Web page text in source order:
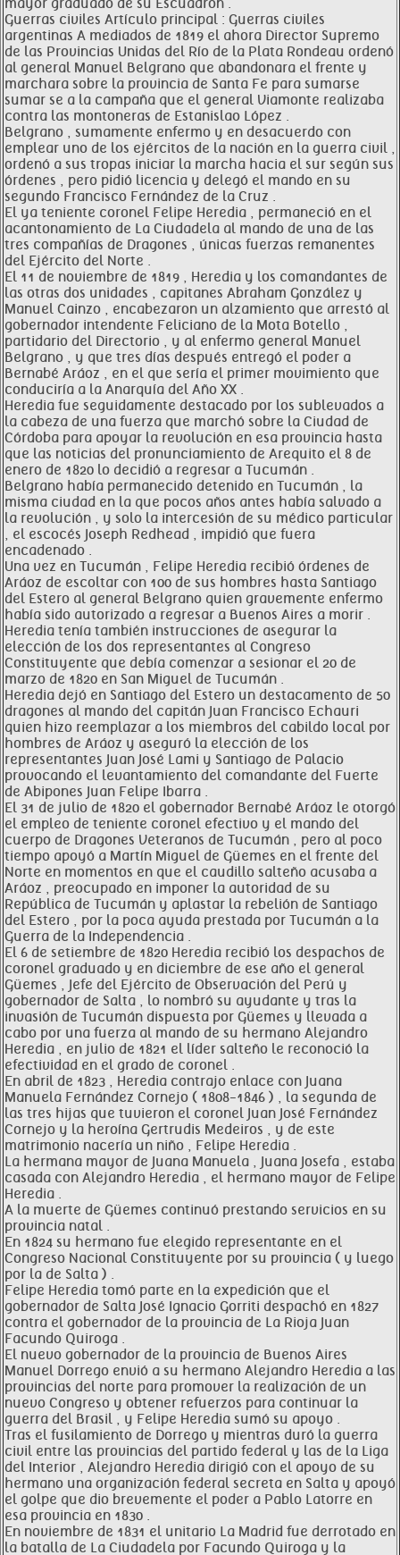
mayor graduado de su Escuadrón .
Guerras civiles Artículo principal : Guerras civiles
argentinas A mediados de 1819 el ahora Director Supremo
de las Provincias Unidas del Río de la Plata Rondeau ordenó
al general Manuel Belgrano que abandonara el frente y
marchara sobre la provincia de Santa Fe para sumarse
sumar se a la campaña que el general Viamonte realizaba
contra las montoneras de Estanislao López .
Belgrano , sumamente enfermo y en desacuerdo con
emplear uno de los ejércitos de la nación en la guerra civil ,
ordenó a sus tropas iniciar la marcha hacia el sur según sus
órdenes , pero pidió licencia y delegó el mando en su
segundo Francisco Fernández de la Cruz .
El ya teniente coronel Felipe Heredia , permaneció en el
acantonamiento de La Ciudadela al mando de una de las
tres compañías de Dragones , únicas fuerzas remanentes
del Ejército del Norte .
El 11 de noviembre de 1819 , Heredia y los comandantes de
las otras dos unidades , capitanes Abraham González y
Manuel Cainzo , encabezaron un alzamiento que arrestó al
gobernador intendente Feliciano de la Mota Botello ,
partidario del Directorio , y al enfermo general Manuel
Belgrano , y que tres días después entregó el poder a
Bernabé Aráoz , en el que sería el primer movimiento que
conduciría a la Anarquía del Año XX .
Heredia fue seguidamente destacado por los sublevados a
la cabeza de una fuerza que marchó sobre la Ciudad de
Córdoba para apoyar la revolución en esa provincia hasta
que las noticias del pronunciamiento de Arequito el 8 de
enero de 1820 lo decidió a regresar a Tucumán .
Belgrano había permanecido detenido en Tucumán , la
misma ciudad en la que pocos años antes había salvado a
la revolución , y solo la intercesión de su médico particular
, el escocés Joseph Redhead , impidió que fuera
encadenado .
Una vez en Tucumán , Felipe Heredia recibió órdenes de
Aráoz de escoltar con 100 de sus hombres hasta Santiago
del Estero al general Belgrano quien gravemente enfermo
había sido autorizado a regresar a Buenos Aires a morir .
Heredia tenía también instrucciones de asegurar la
elección de los dos representantes al Congreso
Constituyente que debía comenzar a sesionar el 20 de
marzo de 1820 en San Miguel de Tucumán .
Heredia dejó en Santiago del Estero un destacamento de 50
dragones al mando del capitán Juan Francisco Echauri
quien hizo reemplazar a los miembros del cabildo local por
hombres de Aráoz y aseguró la elección de los
representantes Juan José Lami y Santiago de Palacio
provocando el levantamiento del comandante del Fuerte
de Abipones Juan Felipe Ibarra .
El 31 de julio de 1820 el gobernador Bernabé Aráoz le otorgó
el empleo de teniente coronel efectivo y el mando del
cuerpo de Dragones Veteranos de Tucumán , pero al poco
tiempo apoyó a Martín Miguel de Güemes en el frente del
Norte en momentos en que el caudillo salteño acusaba a
Aráoz , preocupado en imponer la autoridad de su
República de Tucumán y aplastar la rebelión de Santiago
del Estero , por la poca ayuda prestada por Tucumán a la
Guerra de la Independencia .
El 6 de setiembre de 1820 Heredia recibió los despachos de
coronel graduado y en diciembre de ese año el general
Güemes , Jefe del Ejército de Observación del Perú y
gobernador de Salta , lo nombró su ayudante y tras la
invasión de Tucumán dispuesta por Güemes y llevada a
cabo por una fuerza al mando de su hermano Alejandro
Heredia , en julio de 1821 el líder salteño le reconoció la
efectividad en el grado de coronel .
En abril de 1823 , Heredia contrajo enlace con Juana
Manuela Fernández Cornejo ( 1808-1846 ) , la segunda de
las tres hijas que tuvieron el coronel Juan José Fernández
Cornejo y la heroína Gertrudis Medeiros , y de este
matrimonio nacería un niño , Felipe Heredia .
La hermana mayor de Juana Manuela , Juana Josefa , estaba
casada con Alejandro Heredia , el hermano mayor de Felipe
Heredia .
A la muerte de Güemes continuó prestando servicios en su
provincia natal .
En 1824 su hermano fue elegido representante en el
Congreso Nacional Constituyente por su provincia ( y luego
por la de Salta ) .
Felipe Heredia tomó parte en la expedición que el
gobernador de Salta José Ignacio Gorriti despachó en 1827
contra el gobernador de la provincia de La Rioja Juan
Facundo Quiroga .
El nuevo gobernador de la provincia de Buenos Aires
Manuel Dorrego envió a su hermano Alejandro Heredia a las
provincias del norte para promover la realización de un
nuevo Congreso y obtener refuerzos para continuar la
guerra del Brasil , y Felipe Heredia sumó su apoyo .
Tras el fusilamiento de Dorrego y mientras duró la guerra
civil entre las provincias del partido federal y las de la Liga
del Interior , Alejandro Heredia dirigió con el apoyo de su
hermano una organización federal secreta en Salta y apoyó
el golpe que dio brevemente el poder a Pablo Latorre en
esa provincia en 1830 .
En noviembre de 1831 el unitario La Madrid fue derrotado en
la batalla de La Ciudadela por Facundo Quiroga y la